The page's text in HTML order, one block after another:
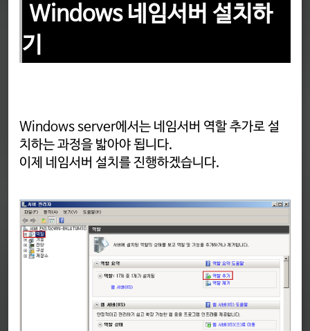
Windows 네임서버 설치하
기
Windows server에서는 네임서버 역할 추가로 설
치하는 과정을 밟아야 됩니다.
이제 네임서버 설치를 진행하겠습니다.